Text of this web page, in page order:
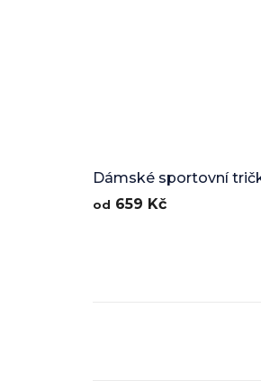
Dámské sportovní
Crystal
od 659 Kč